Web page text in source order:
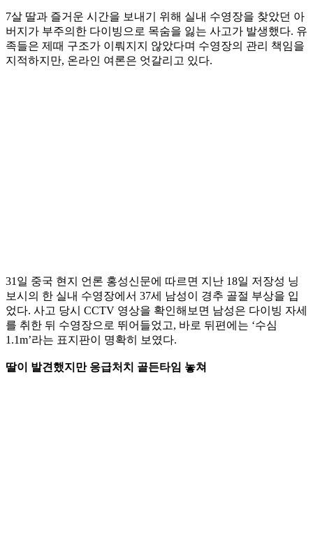
7살 딸과 즐거운 시간을 보내기 위해 실내 수영장을 찾았던 아
버지가 부주의한 다이빙으로 목숨을 잃는 사고가 발생했다. 유
족들은 제때 구조가 이뤄지지 않았다며 수영장의 관리 책임을
지적하지만, 온라인 여론은 엇갈리고 있다.
31일 중국 현지 언론 홍성신문에 따르면 지난 18일 저장성 닝
보시의 한 실내 수영장에서 37세 남성이 경추 골절 부상을 입
었다. 사고 당시 CCTV 영상을 확인해보면 남성은 다이빙 자세
를 취한 뒤 수영장으로 뛰어들었고, 바로 뒤편에는 ‘수심
1.1m’라는 표지판이 명확히 보였다.
딸이 발견했지만 응급처치 골든타임 놓쳐